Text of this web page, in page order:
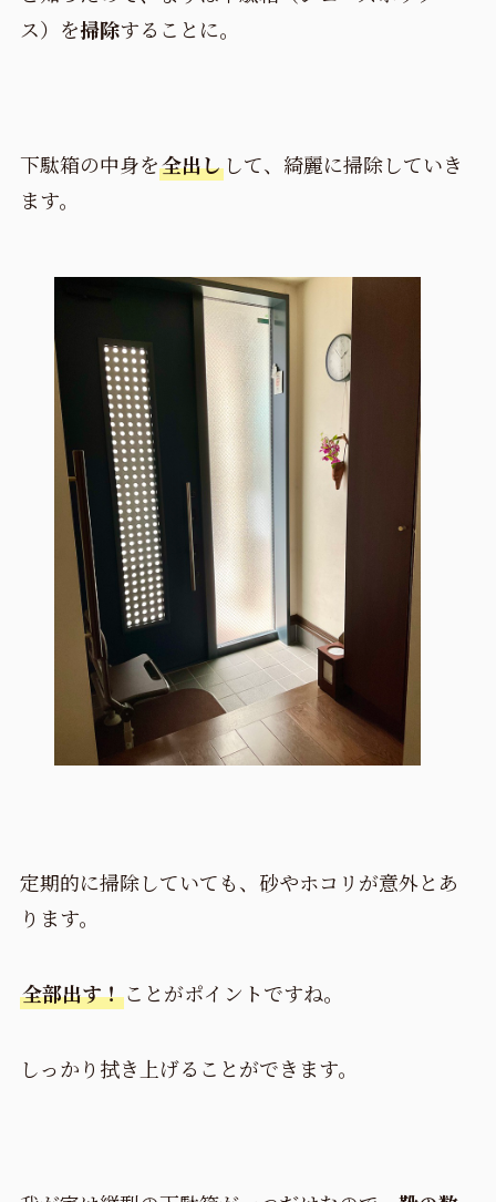
ス）を掃除することに。
下駄箱の中身を全出しして、綺麗に掃除していき
ます。
定期的に掃除していても、砂やホコリが意外とあ
ります。
全部出す！ことがポイントですね。
しっかり拭き上げることができます。